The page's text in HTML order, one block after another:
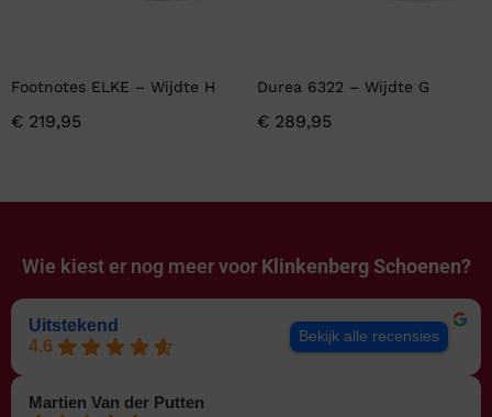
Footnotes ELKE – Wijdte H
€ 219,95
Durea 6322 – Wijdte G
€ 289,95
Wie kiest er nog meer voor Klinkenberg Schoenen?
Uitstekend
4.6
Bekijk alle recensies
Martien Van der Putten